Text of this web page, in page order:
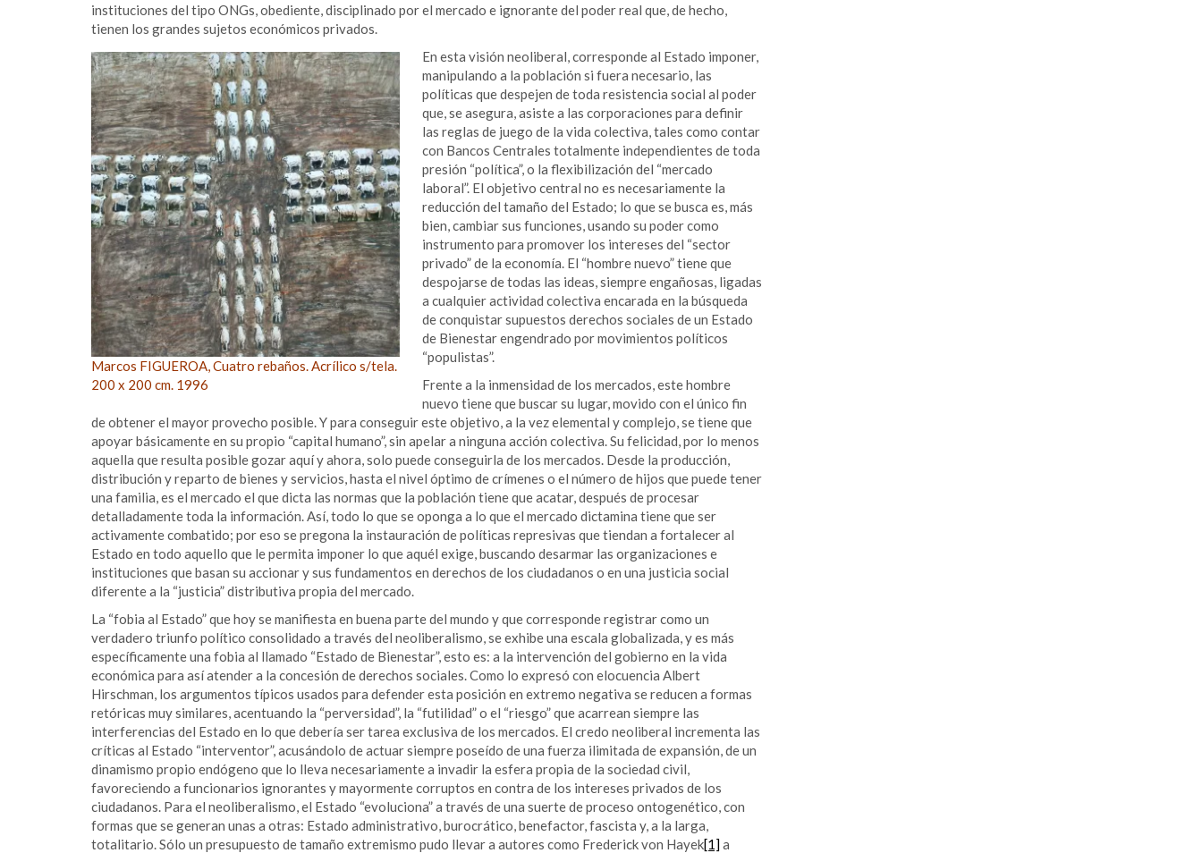
instituciones del tipo ONGs, obediente, disciplinado por el mercado e ignorante del poder real que, de hecho,
tienen los grandes sujetos económicos privados.
Marcos FIGUEROA, Cuatro rebaños. Acrílico s/tela.
200 x 200 cm. 1996
En esta visión neoliberal, corresponde al Estado imponer,
manipulando a la población si fuera necesario, las
políticas que despejen de toda resistencia social al poder
que, se asegura, asiste a las corporaciones para definir
las reglas de juego de la vida colectiva, tales como contar
con Bancos Centrales totalmente independientes de toda
presión “política”, o la flexibilización del “mercado
laboral”. El objetivo central no es necesariamente la
reducción del tamaño del Estado; lo que se busca es, más
bien, cambiar sus funciones, usando su poder como
instrumento para promover los intereses del “sector
privado” de la economía. El “hombre nuevo” tiene que
despojarse de todas las ideas, siempre engañosas, ligadas
a cualquier actividad colectiva encarada en la búsqueda
de conquistar supuestos derechos sociales de un Estado
de Bienestar engendrado por movimientos políticos
“populistas”.
Frente a la inmensidad de los mercados, este hombre
nuevo tiene que buscar su lugar, movido con el único fin
de obtener el mayor provecho posible. Y para conseguir este objetivo, a la vez elemental y complejo, se tiene que
apoyar básicamente en su propio “capital humano”, sin apelar a ninguna acción colectiva. Su felicidad, por lo menos
aquella que resulta posible gozar aquí y ahora, solo puede conseguirla de los mercados. Desde la producción,
distribución y reparto de bienes y servicios, hasta el nivel óptimo de crímenes o el número de hijos que puede tener
una familia, es el mercado el que dicta las normas que la población tiene que acatar, después de procesar
detalladamente toda la información. Así, todo lo que se oponga a lo que el mercado dictamina tiene que ser
activamente combatido; por eso se pregona la instauración de políticas represivas que tiendan a fortalecer al
Estado en todo aquello que le permita imponer lo que aquél exige, buscando desarmar las organizaciones e
instituciones que basan su accionar y sus fundamentos en derechos de los ciudadanos o en una justicia social
diferente a la “justicia” distributiva propia del mercado.
La “fobia al Estado” que hoy se manifiesta en buena parte del mundo y que corresponde registrar como un
verdadero triunfo político consolidado a través del neoliberalismo, se exhibe una escala globalizada, y es más
específicamente una fobia al llamado “Estado de Bienestar”, esto es: a la intervención del gobierno en la vida
económica para así atender a la concesión de derechos sociales. Como lo expresó con elocuencia Albert
Hirschman, los argumentos típicos usados para defender esta posición en extremo negativa se reducen a formas
retóricas muy similares, acentuando la “perversidad”, la “futilidad” o el “riesgo” que acarrean siempre las
interferencias del Estado en lo que debería ser tarea exclusiva de los mercados. El credo neoliberal incrementa las
críticas al Estado “interventor”, acusándolo de actuar siempre poseído de una fuerza ilimitada de expansión, de un
dinamismo propio endógeno que lo lleva necesariamente a invadir la esfera propia de la sociedad civil,
favoreciendo a funcionarios ignorantes y mayormente corruptos en contra de los intereses privados de los
ciudadanos. Para el neoliberalismo, el Estado “evoluciona” a través de una suerte de proceso ontogenético, con
formas que se generan unas a otras: Estado administrativo, burocrático, benefactor, fascista y, a la larga,
totalitario. Sólo un presupuesto de tamaño extremismo pudo llevar a autores como Frederick von Hayek[1]a